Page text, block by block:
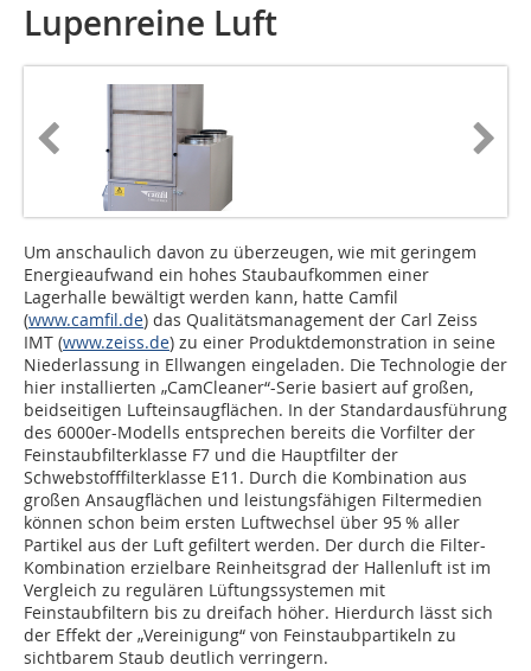
Lupenreine Luft
Um anschaulich davon zu überzeugen, wie mit geringem
Energieaufwand ein hohes Staub­aufkommen einer
Lagerhalle bewältigt werden kann, hatte Camfil
(www.camfil.de) das Qualitätsmanagement der Carl Zeiss
IMT (www.zeiss.de) zu einer Produktdemon­stration in seine
Niederlassung in Ellwangen eingeladen. Die Technologie der
hier installierten „CamCleaner“-Serie basiert auf großen,
beidseitigen Lufteinsaugflächen. In der Standardausführung
des 6000er-Modells entsprechen bereits die Vorfilter der
Feinstaubfilterklasse F7 und die Hauptfilter der
Schwebstofffilterklasse E11. Durch die Kombination aus
großen Ansaugflächen und leistungsfähigen Filtermedien
können schon beim ersten Luftwechsel über 95 % aller
Partikel aus der Luft gefiltert werden. Der durch die Filter-
Kombination erzielbare Reinheitsgrad der Hallenluft ist im
Vergleich zu regulären Lüftungssystemen mit
Feinstaubfiltern bis zu dreifach höher. Hierdurch lässt sich
der Effekt der „Vereinigung“ von Feinstaubpartikeln zu
sichtbarem Staub deutlich verringern.